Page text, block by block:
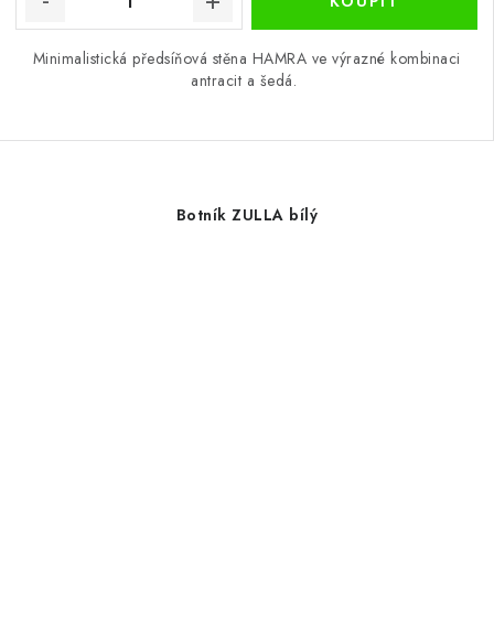
Minimalistická předsíňová stěna HAMRA ve výrazné kombinaci
antracit a šedá.
Botník ZULLA bílý